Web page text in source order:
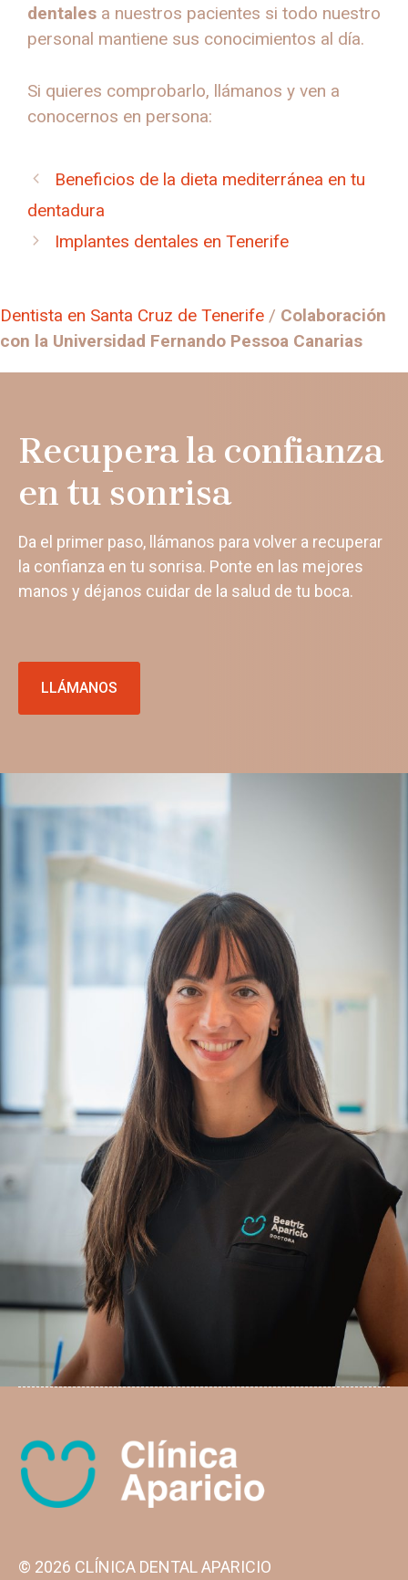
dentales a nuestros pacientes si todo nuestro
personal mantiene sus conocimientos al día.
Si quieres comprobarlo, llámanos y ven a
conocernos en persona:
Beneficios de la dieta mediterránea en tu
dentadura
Implantes dentales en Tenerife
Dentista en Santa Cruz de Tenerife / Colaboración
con la Universidad Fernando Pessoa Canarias
Recupera la confianza
en tu sonrisa
Da el primer paso, llámanos para volver a recuperar
la confianza en tu sonrisa. Ponte en las mejores
manos y déjanos cuidar de la salud de tu boca.
LLÁMANOS
© 2026 CLÍNICA DENTAL APARICIO